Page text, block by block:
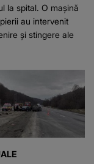
la spital. O mașină
au intervenit
şi stingere ale